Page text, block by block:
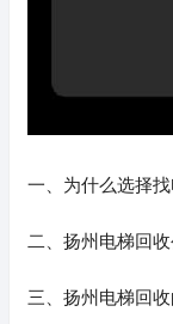
一、为什么选择
二、扬州电梯回
三、扬州电梯回